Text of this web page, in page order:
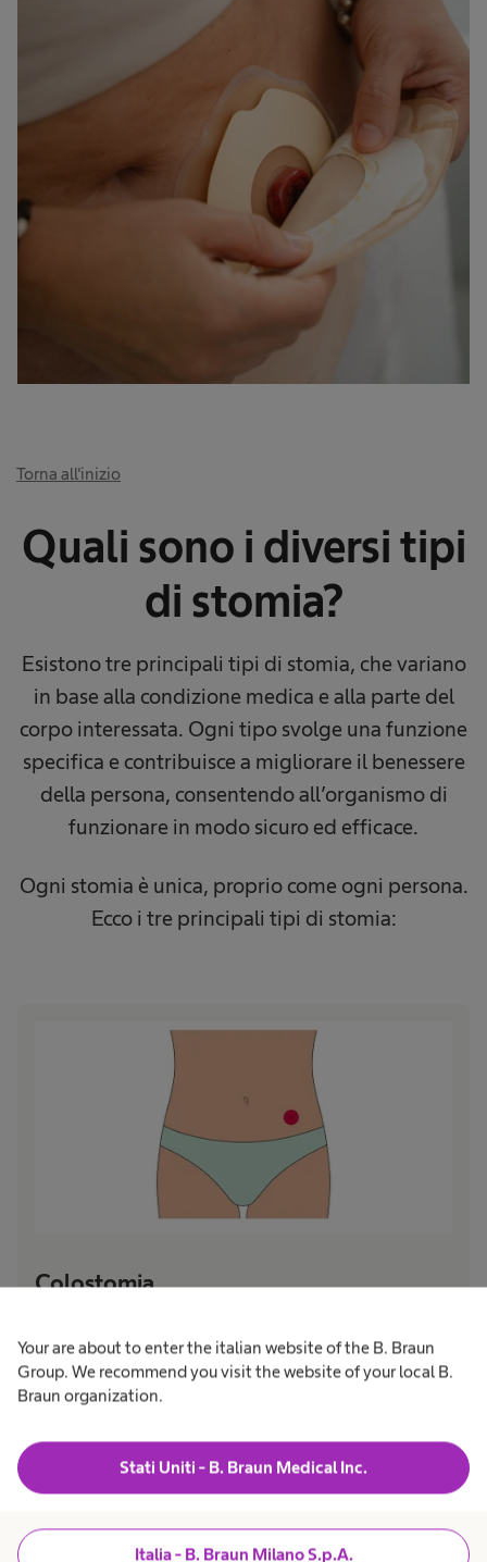
Your are about to enter the italian website of the B. Braun
Group. We recommend you visit the website of your local B.
Braun organization.
Stati Uniti - B. Braun Medical Inc.
Italia - B. Braun Milano S.p.A.
Torna all'inizio
Quali sono i diversi tipi
di stomia?​
Esistono tre principali tipi di stomia, che variano
in base alla condizione medica e alla parte del
corpo interessata. Ogni tipo svolge una funzione
specifica e contribuisce a migliorare il benessere
della persona, consentendo all’organismo di
funzionare in modo sicuro ed efficace.
Ogni stomia è unica, proprio come ogni persona.
Ecco i tre principali tipi di stomia:
Colostomia
alle feci di passare in una sacca per stomia. Di solito presenta
un'emissione di consistenza morbida o solida.